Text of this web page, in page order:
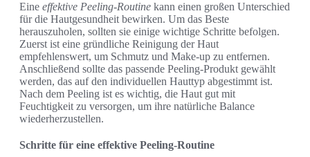
Eine effektive Peeling-Routine kann einen großen Unterschied
für die Hautgesundheit bewirken. Um das Beste
herauszuholen, sollten sie einige wichtige Schritte befolgen.
Zuerst ist eine gründliche Reinigung der Haut
empfehlenswert, um Schmutz und Make-up zu entfernen.
Anschließend sollte das passende Peeling-Produkt gewählt
werden, das auf den individuellen Hauttyp abgestimmt ist.
Nach dem Peeling ist es wichtig, die Haut gut mit
Feuchtigkeit zu versorgen, um ihre natürliche Balance
wiederherzustellen.
Schritte für eine effektive Peeling-Routine